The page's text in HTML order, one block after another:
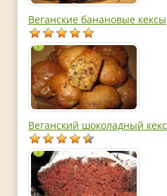
Веганские банановые кексы
Веганский шоколадный кекс